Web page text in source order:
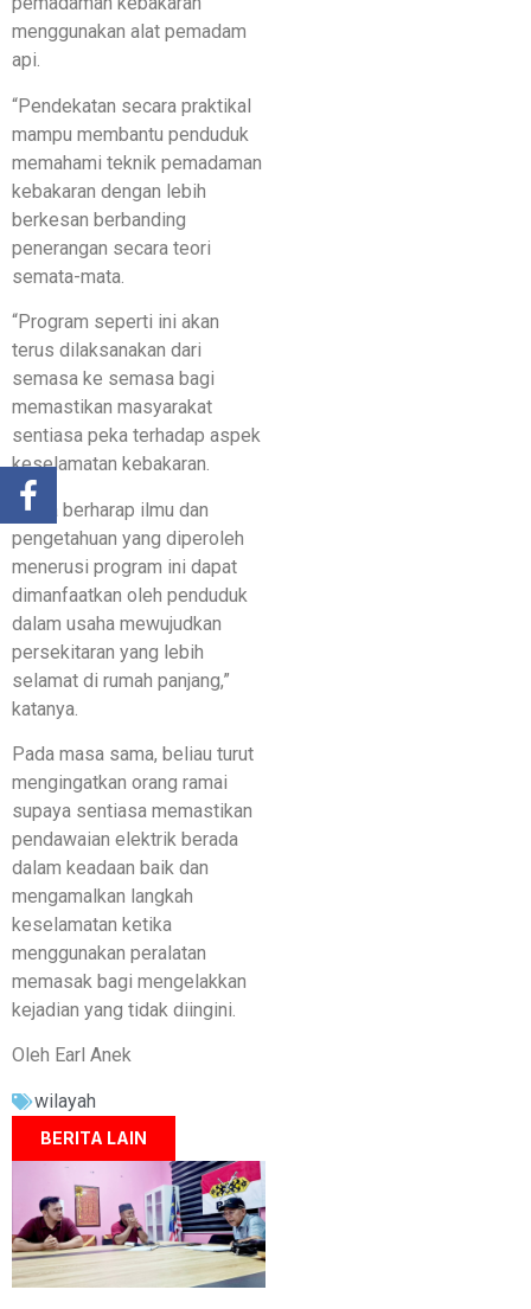
menggunakan alat pemadam
api.
“Pendekatan secara praktikal
mampu membantu penduduk
memahami teknik pemadaman
kebakaran dengan lebih
berkesan berbanding
penerangan secara teori
semata-mata.
“Program seperti ini akan
terus dilaksanakan dari
semasa ke semasa bagi
memastikan masyarakat
sentiasa peka terhadap aspek
keselamatan kebakaran.
“Saya berharap ilmu dan
pengetahuan yang diperoleh
menerusi program ini dapat
dimanfaatkan oleh penduduk
dalam usaha mewujudkan
persekitaran yang lebih
selamat di rumah panjang,”
katanya.
Pada masa sama, beliau turut
mengingatkan orang ramai
supaya sentiasa memastikan
pendawaian elektrik berada
dalam keadaan baik dan
mengamalkan langkah
keselamatan ketika
menggunakan peralatan
memasak bagi mengelakkan
kejadian yang tidak diingini.
Oleh Earl Anek
wilayah
BERITA LAIN